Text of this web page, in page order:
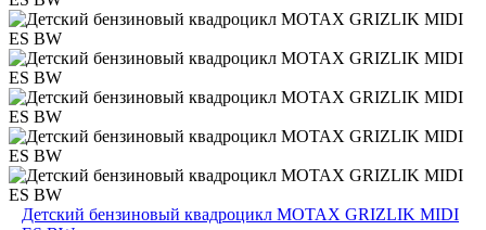
Детский бензиновый квадроцикл MOTAX GRIZLIK MIDI